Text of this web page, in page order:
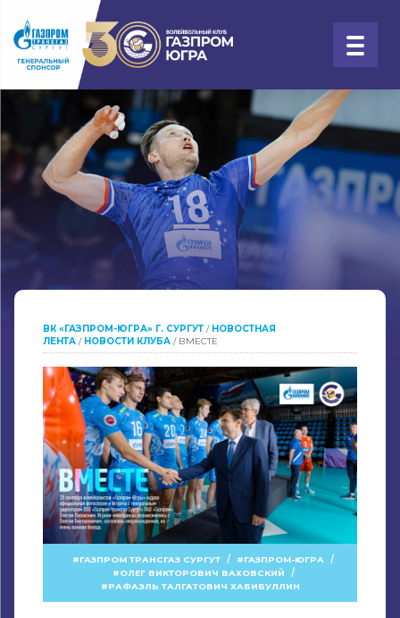
ВК «ГАЗПРОМ-ЮГРА» Г. СУРГУТ / НОВОСТНАЯ
ЛЕНТА / НОВОСТИ КЛУБА / ВМЕСТЕ
ГАЗПРОМ ТРАНСГАЗ СУРГУТ / ГАЗПРОМ-ЮГРА /
ОЛЕГ ВИКТОРОВИЧ ВАХОВСКИЙ /
РАФАЭЛЬ ТАЛГАТОВИЧ ХАБИБУЛЛИН